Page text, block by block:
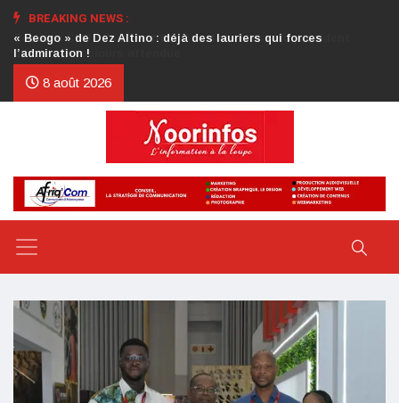
BREAKING NEWS :
Crise au CDP : l’authentification de la lettre du président
d’honneur toujours attendue
8 août 2026